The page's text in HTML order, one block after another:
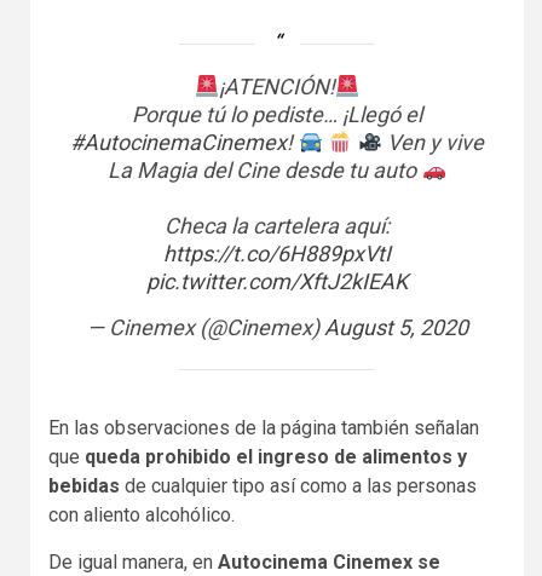
¡ATENCIÓN!
Porque tú lo pediste… ¡Llegó el
#AutocinemaCinemex!
Ven y vive
La Magia del Cine desde tu auto
Checa la cartelera aquí:
https://t.co/6H889pxVtI
pic.twitter.com/XftJ2kIEAK
— Cinemex (@Cinemex)August 5, 2020
En las observaciones de la página también señalan
que queda prohibido el ingreso de alimentos y
bebidas de cualquier tipo así como a las personas
con aliento alcohólico.
De igual manera, en Autocinema Cinemex se